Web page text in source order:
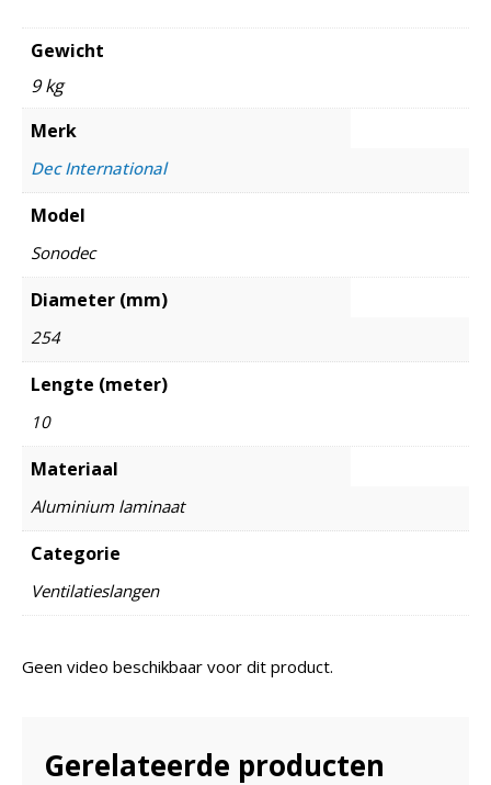
Gewicht
9 kg
Merk
Dec International
Model
Sonodec
Diameter (mm)
254
Lengte (meter)
10
Materiaal
Aluminium laminaat
Categorie
Ventilatieslangen
Geen video beschikbaar voor dit product.
Gerelateerde producten